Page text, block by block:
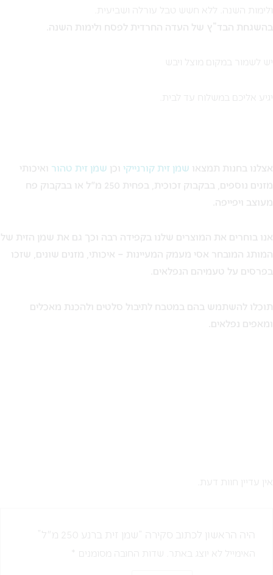
ולימות השנה. ללא חשש טבל עורלה ושביעית.
בהשגחת הבד”ץ של העדה החרדית לפסח ולימות השנה.
יש לשמור במקום מוצל ויבש
יגיע אליכם במשלוח עד לבית.
אצלנו בחנות תמצאו שמן זית קורנייקי וכן שמן זית טהור ואיכותי
מזנים נוספים, בבקבוק זכוכית, בפחית 250 מ"ל או בבקבוק פח
מעוצב ויפייפה.
אנו בוחרים את המוצרים שלנו בקפידה רבה וכך גם את שמן הזית של
המותג המובחר אסי מעמק המעיינות – איכותי, מזנים שונים, שזכו
בפרסים על טעמיהם הנפלאים.
תוכלו להשתמש בהם במטבח לתיבול סלטים ולהכנת מאכלים
ומאפים נפלאים.
אין עדיין חוות דעת.
היה הראשון לכתוב סקירה “שמן זית ברנע 250 מ"ל”
האימייל לא יוצג באתר. שדות החובה מסומנים *